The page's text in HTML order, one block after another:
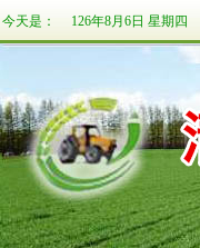
今天是： 126年8月6日 星期四